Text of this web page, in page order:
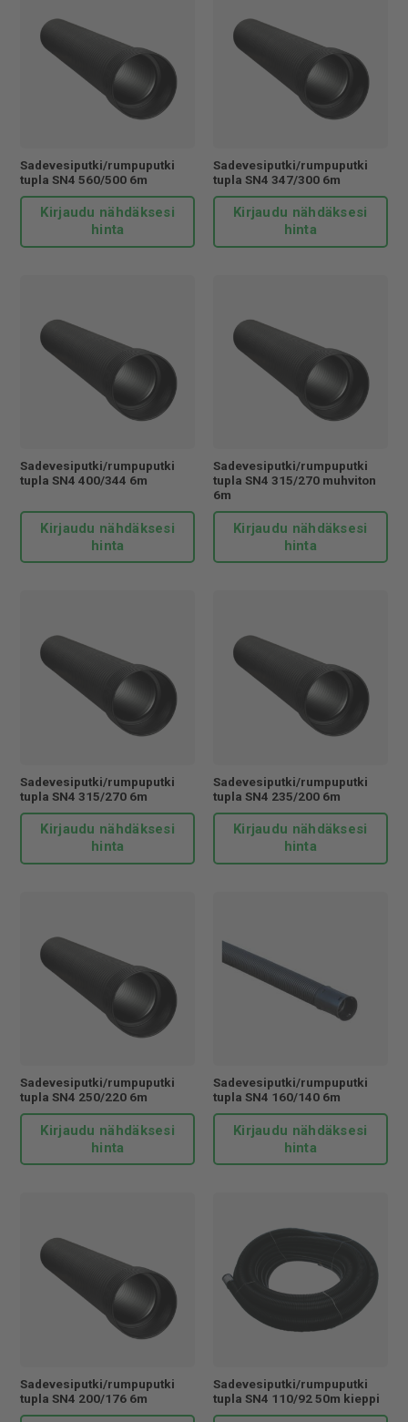
Sadevesiputki/rumpuputki
tupla SN4 560/500 6m
Kirjaudu nähdäksesi
hinta
Sadevesiputki/rumpuputki
tupla SN4 347/300 6m
Kirjaudu nähdäksesi
hinta
Sadevesiputki/rumpuputki
tupla SN4 400/344 6m
Kirjaudu nähdäksesi
hinta
Sadevesiputki/rumpuputki
tupla SN4 315/270 muhviton
6m
Kirjaudu nähdäksesi
hinta
Sadevesiputki/rumpuputki
tupla SN4 315/270 6m
Kirjaudu nähdäksesi
hinta
Sadevesiputki/rumpuputki
tupla SN4 235/200 6m
Kirjaudu nähdäksesi
hinta
Sadevesiputki/rumpuputki
tupla SN4 250/220 6m
Kirjaudu nähdäksesi
hinta
Sadevesiputki/rumpuputki
tupla SN4 160/140 6m
Kirjaudu nähdäksesi
hinta
Sadevesiputki/rumpuputki
tupla SN4 200/176 6m
Sadevesiputki/rumpuputki
tupla SN4 110/92 50m kieppi